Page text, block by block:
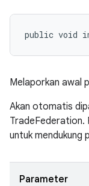
public void
Melaporkan awal
Akan otomatis
TradeFederation.
untuk mendukung
Parameter